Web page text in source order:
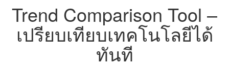
Trend Comparison Tool –
เปรียบเทียบเทคโนโลยีได้
ทันที